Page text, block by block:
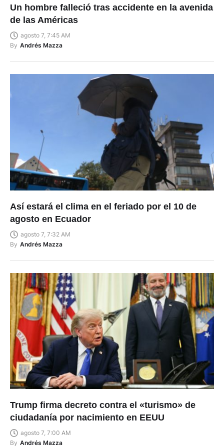
Un hombre falleció tras accidente en la avenida
de las Américas
agosto 7, 7:45 AM
By Andrés Mazza
Así estará el clima en el feriado por el 10 de
agosto en Ecuador
agosto 7, 7:32 AM
By Andrés Mazza
Trump firma decreto contra el «turismo» de
ciudadanía por nacimiento en EEUU
agosto 7, 7:00 AM
By Andrés Mazza